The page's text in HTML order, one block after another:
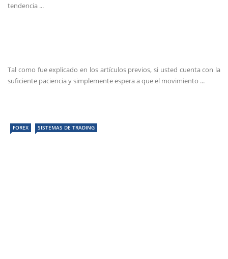
tendencia ...
Tal como fue explicado en los artículos previos, si usted cuenta con la
suficiente paciencia y simplemente espera a que el movimiento ...
FOREX SISTEMAS DE TRADING